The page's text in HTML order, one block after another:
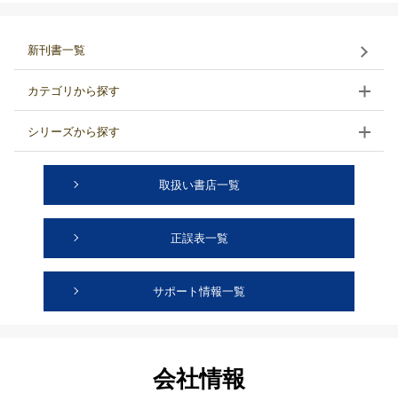
新刊書一覧
カテゴリから探す
シリーズから探す
取扱い書店一覧
正誤表一覧
サポート情報一覧
会社情報